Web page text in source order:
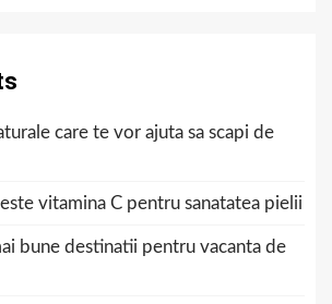
care te vor ajuta sa scapi de
vitamina C pentru sanatatea pielii
bune destinatii pentru vacanta de